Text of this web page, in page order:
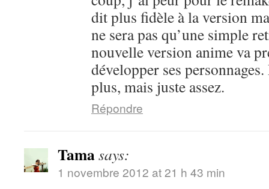
dit plus fidèle à la version
ne sera pas qu’une simple
nouvelle version anime va
développer ses
plus, mais juste assez.
Répondre
Tamasays:
1 novembre 2012 at 21 h 43 min